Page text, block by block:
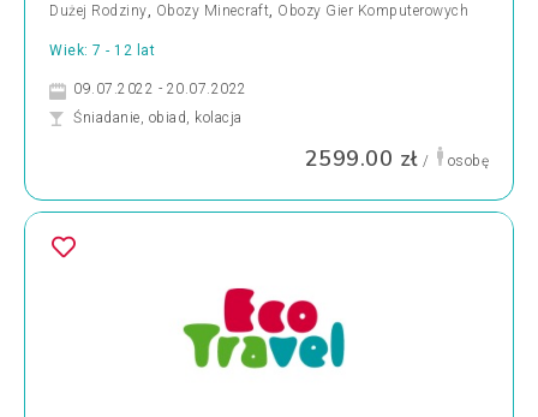
Dużej Rodziny, Obozy Minecraft, Obozy Gier Komputerowych
Wiek: 7 - 12 lat
09.07.2022 - 20.07.2022
Śniadanie, obiad, kolacja
2599.00 zł / osobę